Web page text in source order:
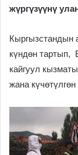
жүргүзүүнү
Кыргызстандын
күндөн
кайгуул
жана